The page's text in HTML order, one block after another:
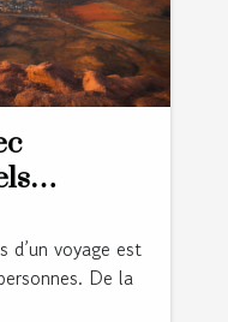
voyage
d’un voyage est
De la